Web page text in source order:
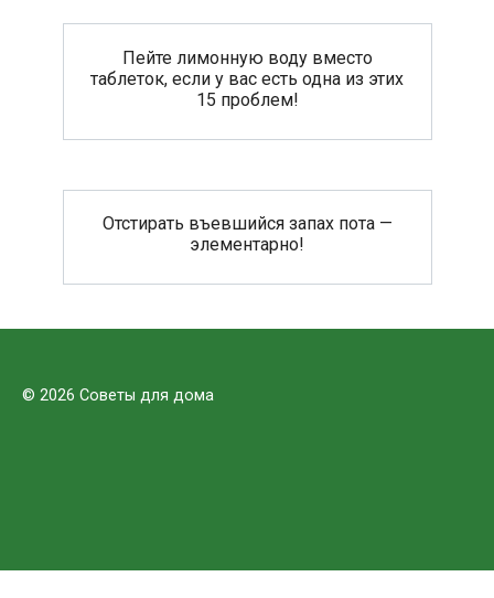
Пейте лимонную воду вместо
таблеток, если у вас есть одна из этих
15 проблем!
Отстирать въевшийся запах пота —
элементарно!
© 2026 Советы для дома